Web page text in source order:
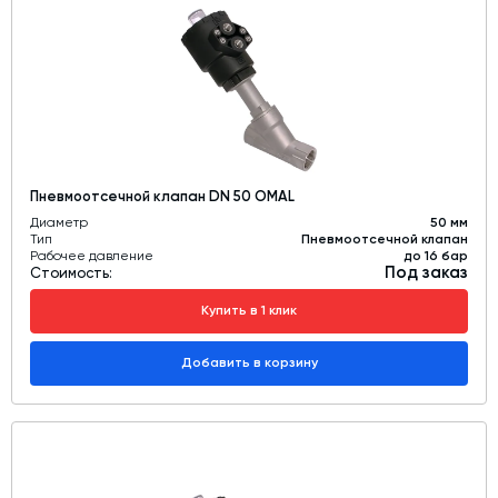
Дозаторы для бетонных заводов
Затворы для силосов и дозаторов
Промышленные фильтры и комплектующие
Оборудование для производства ЖБИ
Пневмооборудование
Телескопические загрузчики
Датчики
Промышленные вибраторы
Рециклинг
Дробильно-сортировочный комплекс
Околопрессовочное оборудование
Пневмоотсечной клапан DN 50 OMAL
Диаметр
50 мм
Тип
Пневмоотсечной клапан
Рабочее давление
до 16 бар
Стоимость: Под заказ
Купить в 1 клик
Добавить в корзину